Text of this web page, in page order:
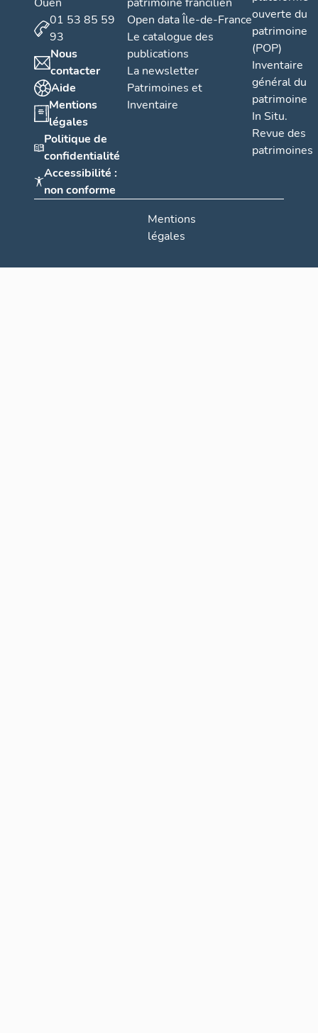
01 53 85 59
93
Nous
contacter
Aide
Mentions
légales
Politique de
confidentialité
Accessibilité :
non conforme
Open data Île-de-France
Le catalogue des
publications
La newsletter
Patrimoines et
Inventaire
ouverte du
patrimoine
(POP)
Inventaire
général du
patrimoine
In Situ.
Revue des
patrimoines
Mentions
légales